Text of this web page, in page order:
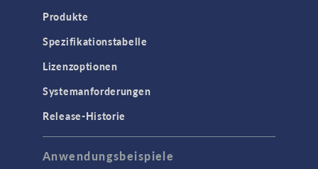
Produkte
Spezifikationstabelle
Lizenzoptionen
Systemanforderungen
Release-Historie
Anwendungsbeispiele